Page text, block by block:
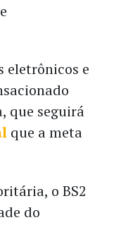
eletrônicos e
que seguirá
que a meta
o BS2
do